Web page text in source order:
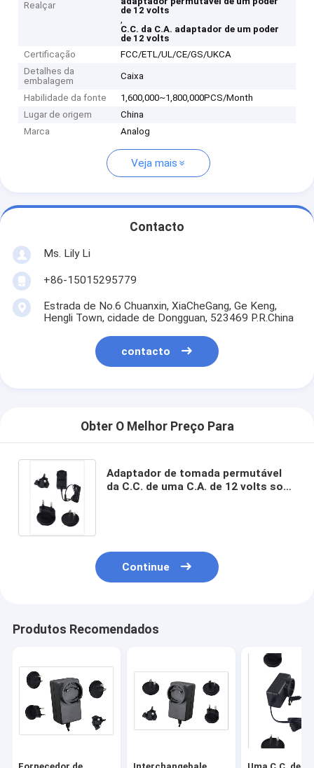
Realçar
de 12 volts
,
C.C. da C.A. adaptador de um poder
de 12 volts
Certificação
FCC/ETL/UL/CE/GS/UKCA
Detalhes da
embalagem
Caixa
Habilidade da fonte
1,600,000~1,800,000PCS/Month
Lugar de origem
China
Marca
Analog
Veja mais
Contacto
Ms. Lily Li
+86-15015295779
Estrada de No.6 Chuanxin, XiaCheGang, Ge Keng,
Hengli Town, cidade de Dongguan, 523469 P.R.China
contacto
Obter O Melhor Preço Para
Adaptador de tomada permutável
da C.C. de uma C.A. de 12 volts sob
Continue
Produtos Recomendados